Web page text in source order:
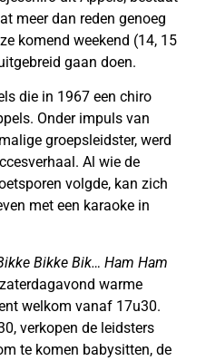
meer dan reden genoeg
komend weekend (14, 15
gaan doen.
die in 1967 een chiro
Onder impuls van
groepsleidster, werd
Al wie de
volgde, kan zich
met een karaoke in
Bikke Bik… Ham Ham
warme
welkom vanaf 17u30.
verkopen de leidsters
te komen babysitten, de